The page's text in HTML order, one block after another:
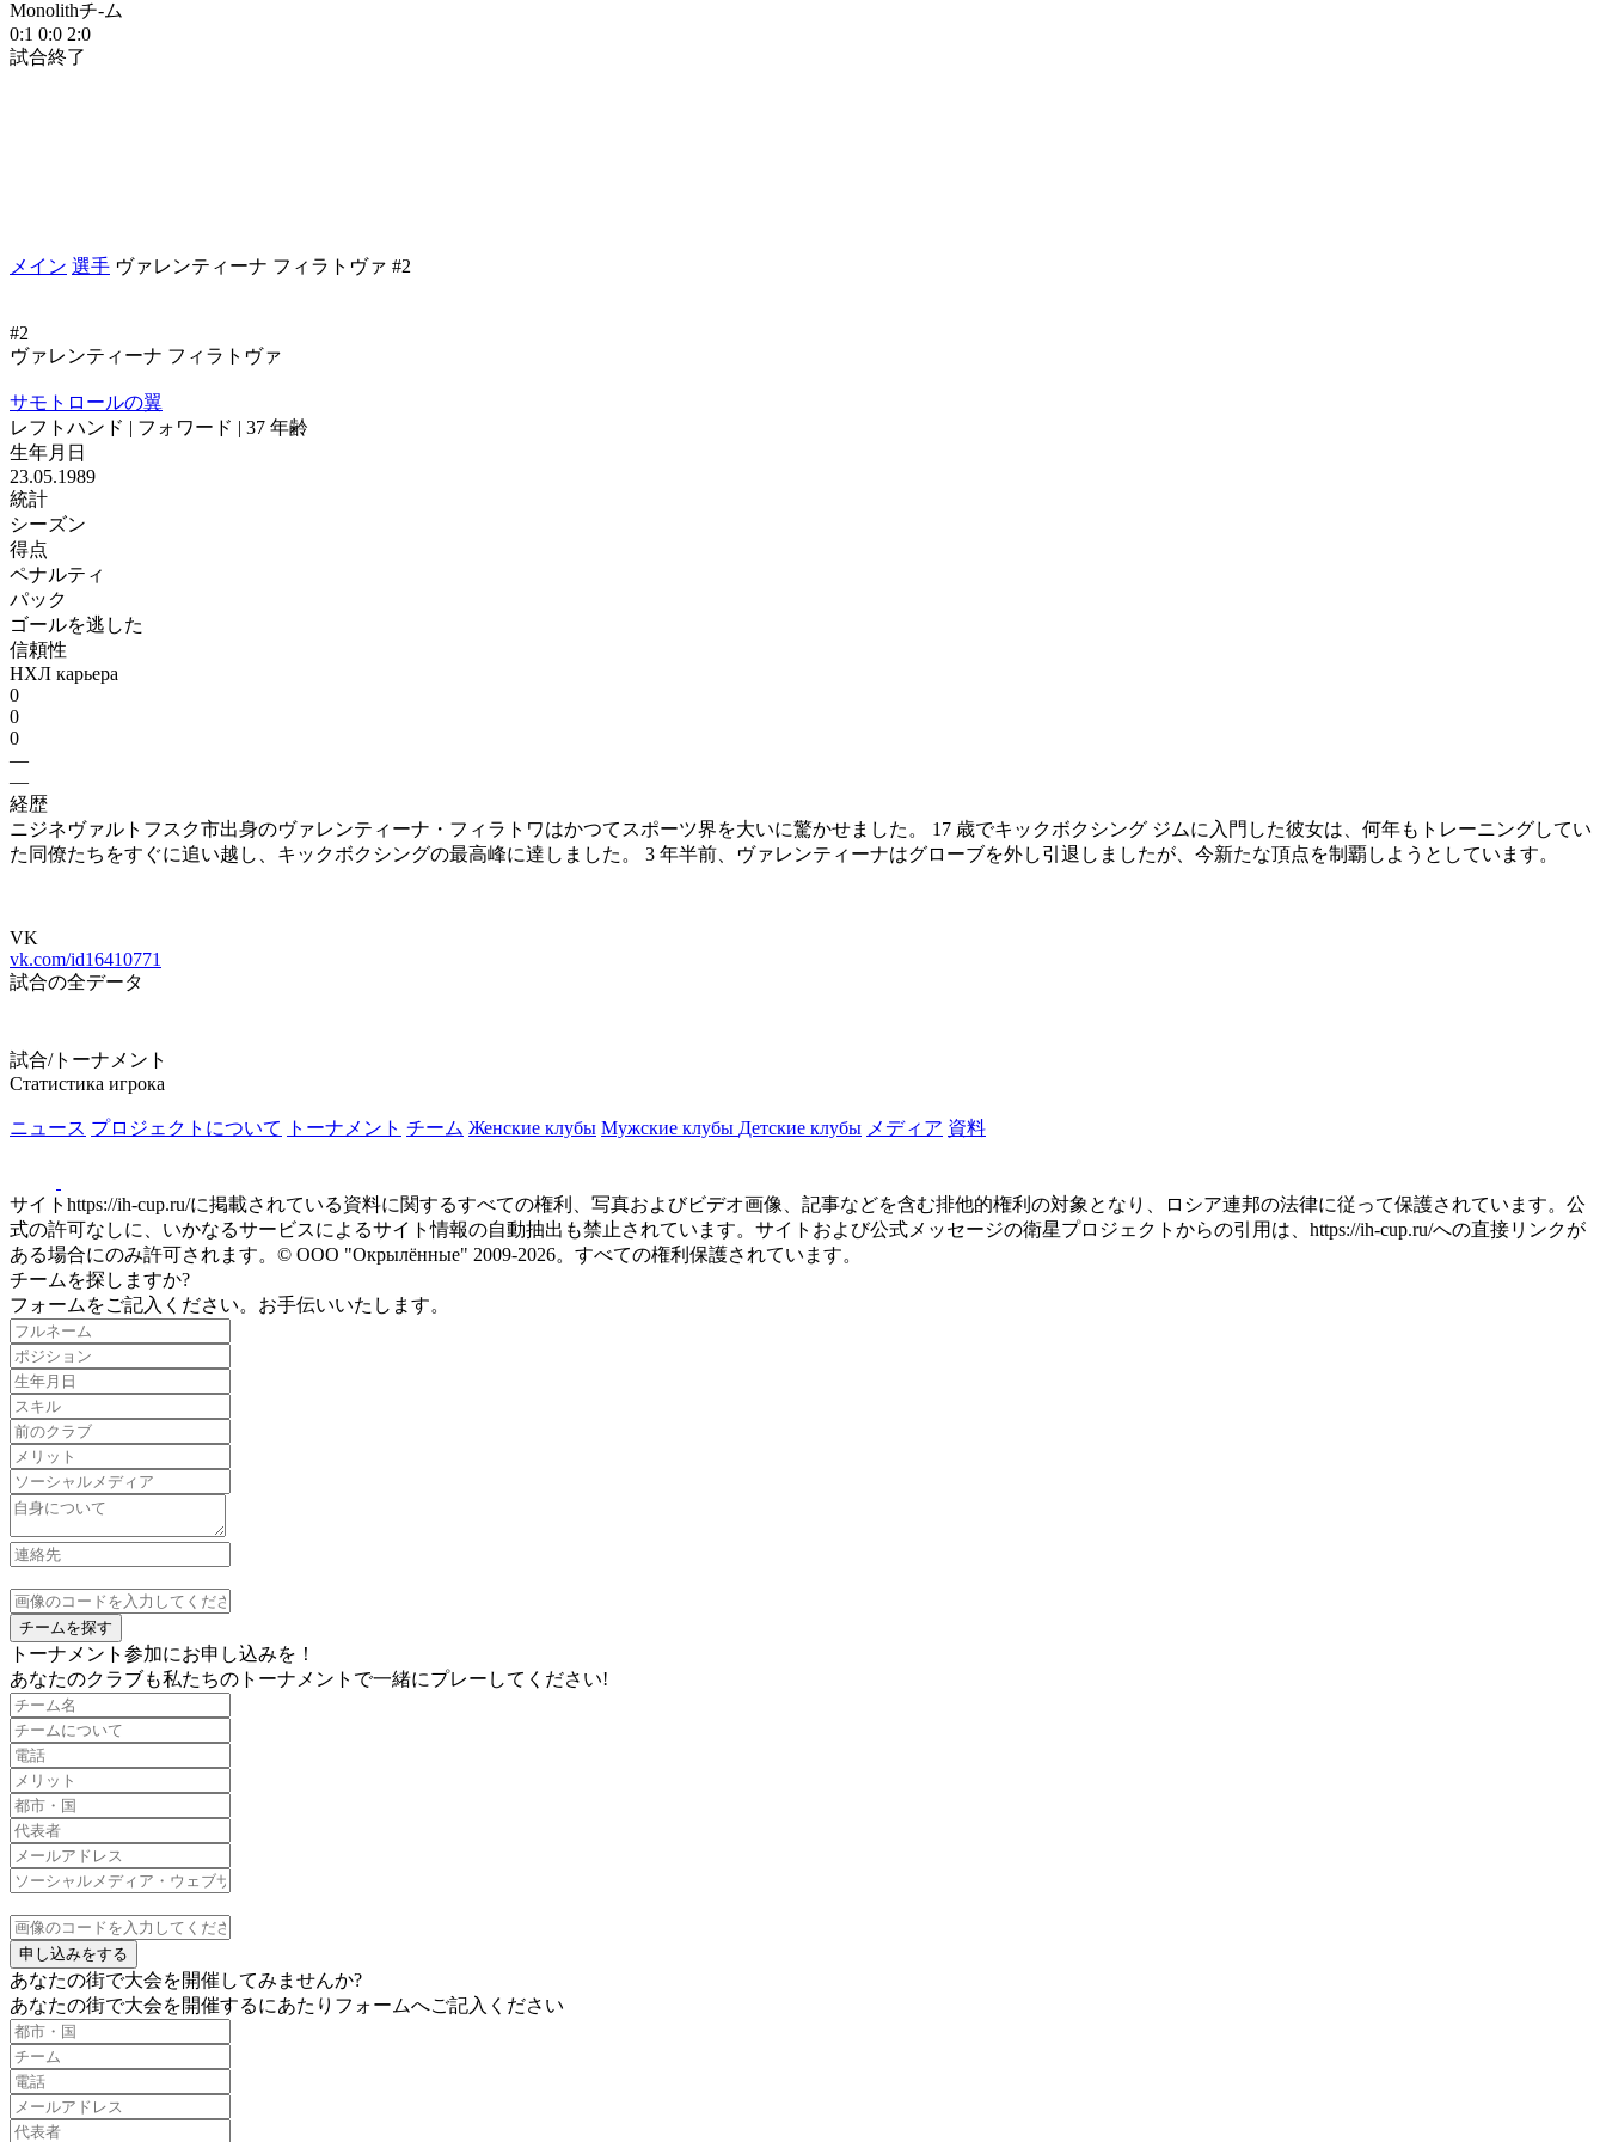
Monolithチ-ム
0:1 0:0 2:0
試合終了
メイン 選手 ヴァレンティーナ フィラトヴァ #2
#2
ヴァレンティーナ フィラトヴァ
サモトロールの翼
レフトハンド | フォワード | 37 年齢
生年月日
23.05.1989
統計
シーズン
得点
ペナルティ
パック
ゴールを逃した
信頼性
НХЛ карьера
0
0
0
—
—
経歴
ニジネヴァルトフスク市出身のヴァレンティーナ・フィラトワはかつてスポーツ界を大いに驚かせました。 17 歳でキックボクシング ジムに入門した彼女は、何年もトレーニングしてい
た同僚たちをすぐに追い越し、キックボクシングの最高峰に達しました。 3 年半前、ヴァレンティーナはグローブを外し引退しましたが、今新たな頂点を制覇しようとしています。
VK
vk.com/id16410771
試合の全データ
試合/トーナメント
Статистика игрока
ニュース プロジェクトについて トーナメント チーム Женские клубы Мужские клубы Детские клубы メディア 資料
サイトhttps://ih-cup.ru/に掲載されている資料に関するすべての権利、写真およびビデオ画像、記事などを含む排他的権利の対象となり、ロシア連邦の法律に従って保護されています。公
式の許可なしに、いかなるサービスによるサイト情報の自動抽出も禁止されています。サイトおよび公式メッセージの衛星プロジェクトからの引用は、https://ih-cup.ru/への直接リンクが
ある場合にのみ許可されます。© ООО "Окрылённые" 2009-2026。すべての権利保護されています。
チームを探しますか?
フォームをご記入ください。お手伝いいたします。
チームを探す
トーナメント参加にお申し込みを！
あなたのクラブも私たちのトーナメントで一緒にプレーしてください!
申し込みをする
あなたの街で大会を開催してみませんか?
あなたの街で大会を開催するにあたりフォームへご記入ください